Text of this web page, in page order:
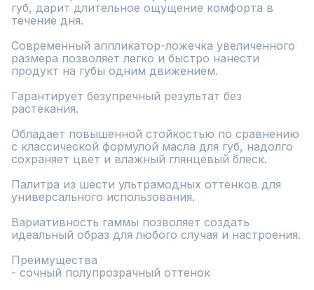
губ, дарит длительное ощущение комфорта в
течение дня.
Современный аппликатор-ложечка увеличенного
размера позволяет легко и быстро нанести
продукт на губы одним движением.
Гарантирует безупречный результат без
растекания.
Обладает повышенной стойкостью по сравнению
с классической формулой масла для губ, надолго
сохраняет цвет и влажный глянцевый блеск.
Палитра из шести ультрамодных оттенков для
универсального использования.
Вариативность гаммы позволяет создать
идеальный образ для любого случая и настроения.
Преимущества
- сочный полупрозрачный оттенок